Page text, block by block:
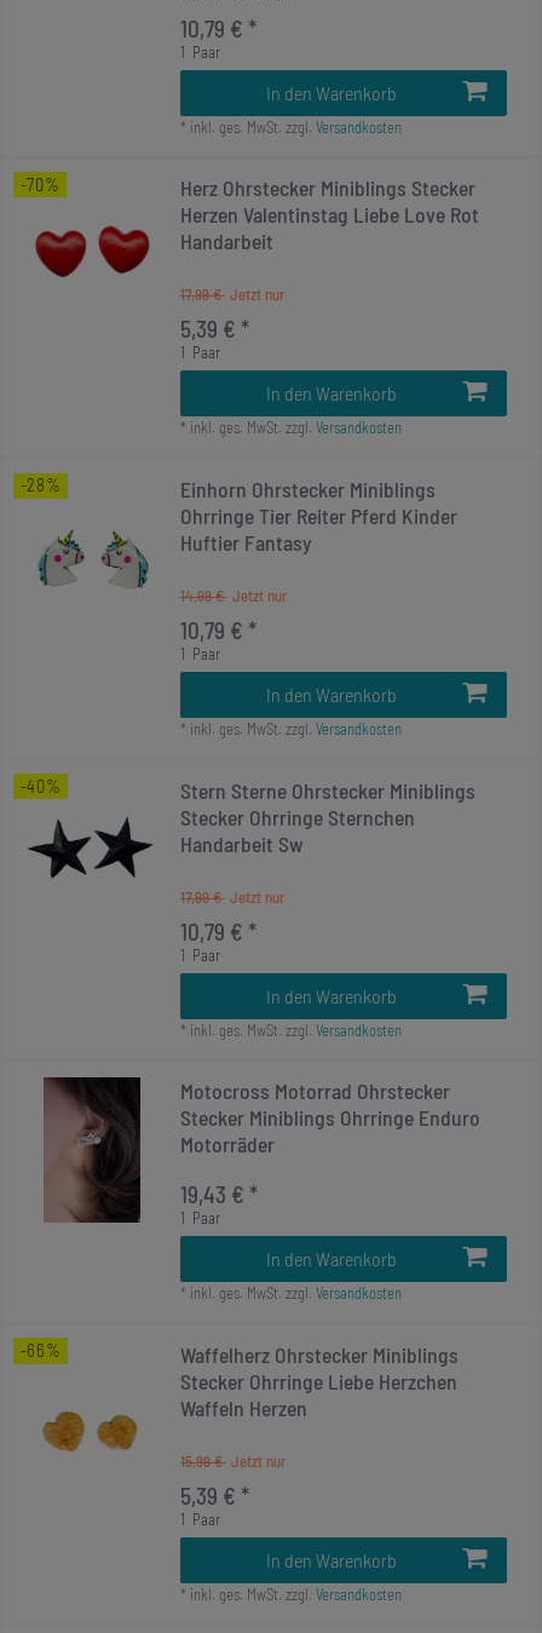
10,79 € *
1 Paar
In den Warenkorb
* inkl. ges. MwSt. zzgl. Versandkosten
-70%
Herz Ohrstecker Miniblings Stecker
Herzen Valentinstag Liebe Love Rot
Handarbeit
17,99 €
5,39 € *
1 Paar
In den Warenkorb
* inkl. ges. MwSt. zzgl. Versandkosten
-28%
Einhorn Ohrstecker Miniblings
Ohrringe Tier Reiter Pferd Kinder
Huftier Fantasy
14,99 €
10,79 € *
1 Paar
In den Warenkorb
* inkl. ges. MwSt. zzgl. Versandkosten
-40%
Stern Sterne Ohrstecker Miniblings
Stecker Ohrringe Sternchen
Handarbeit Sw
17,99 €
10,79 € *
1 Paar
In den Warenkorb
* inkl. ges. MwSt. zzgl. Versandkosten
Motocross Motorrad Ohrstecker
Stecker Miniblings Ohrringe Enduro
Motorräder
19,43 € *
1 Paar
In den Warenkorb
* inkl. ges. MwSt. zzgl. Versandkosten
-66%
Waffelherz Ohrstecker Miniblings
Stecker Ohrringe Liebe Herzchen
Waffeln Herzen
15,99 €
5,39 € *
1 Paar
In den Warenkorb
* inkl. ges. MwSt. zzgl. Versandkosten